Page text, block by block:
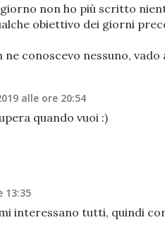
non ho più scritto
obiettivo dei giorni
ne conoscevo nessuno,
alle ore 20:54
quando vuoi :)
13:35
interessano tutti, quindi